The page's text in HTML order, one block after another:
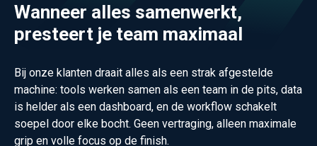
Wanneer alles samenwerkt,
presteert je team maximaal
Bij onze klanten draait alles als een strak afgestelde
machine: tools werken samen als een team in de pits, data
is helder als een dashboard, en de workflow schakelt
soepel door elke bocht. Geen vertraging, alleen maximale
grip en volle focus op de finish.